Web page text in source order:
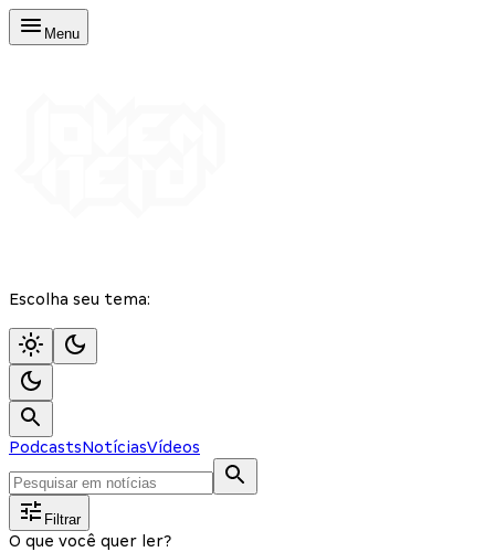
Menu
Escolha seu tema:
PodcastsNotíciasVídeos
Filtrar
O que você quer ler?